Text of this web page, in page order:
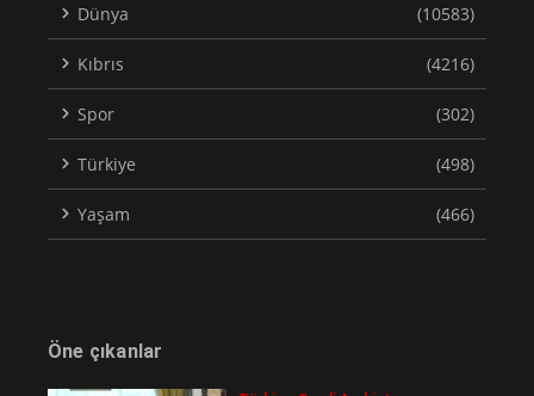
Dünya (10583)
Kıbrıs (4216)
Spor (302)
Türkiye (498)
Yaşam (466)
Öne çıkanlar